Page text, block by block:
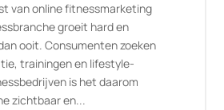
van online fitnessmarketing
groeit hard en
ooit. Consumenten zoeken
trainingen en lifestyle-
is het daarom
zichtbaar en...